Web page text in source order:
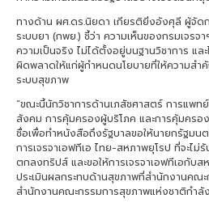
ทางด้าน ผศ.ดร.นิยดา เกียรติยิ่งอังศุลี ผู้จัด
ระบบยา (กพย.) ชี้ว่า ความเห็นของกรมเจรจ
ความเป็นจริง ไม่ได้ตั้งอยู่บนฐานวิชาการ แล
ผิดพลาดให้แก่ผู้กำหนดนโยบายที่ให้ความสำ
ระบบสุขภาพ
“ขณะนี้นักวิชาการด้านเภสัชศาสตร์ การแพ
สังคม การคุ้มครองผู้บริโภค และการคุ้มคร
ชื่อเพื่อทำหนังสือถึงรัฐบาลขอให้นายกรัฐมน
การเจรจาเอฟทีเอ ไทย-สหภาพยุโรป ที่จะไม่
ตกลงทริปส์ และขอให้การเจรจาเอฟทีเอกับ
ประเมินผลกระทบด้านสุขภาพที่สำนักงานคณ
สำนักงานคณะกรรมการสุขภาพแห่งชาติกำลั